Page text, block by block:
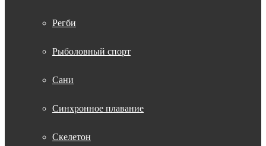
Регби
Рыболовный спорт
Сани
Синхронное плавание
Скелетон